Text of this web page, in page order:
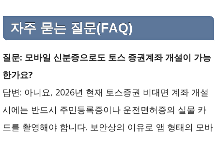
자주 묻는 질문(FAQ)
질문: 모바일 신분증으로도 토스 증권계좌 개설이 가능
한가요?
답변: 아니요, 2026년 현재 토스증권 비대면 계좌 개설
시에는 반드시 주민등록증이나 운전면허증의 실물 카
드를 촬영해야 합니다. 보안상의 이유로 앱 형태의 모바